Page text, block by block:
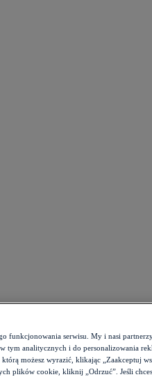
funkcjonowania serwisu. My i nasi
analitycznych i do personalizowania
możesz wyrazić, klikając „Zaakceptuj
plików cookie, kliknij „Odrzuć”. Jeśli